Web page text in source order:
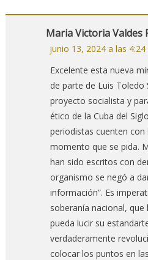
Maria Victoria Valdes
junio 13, 2024 a las 4:24
Excelente esta nueva
de parte de Luis Toledo
proyecto socialista y
ético de la Cuba del
periodistas cuenten
momento que se pida.
han sido escritos con
organismo se negó a
información”. Es
soberanía nacional,
pueda lucir su
verdaderamente
colocar los puntos en